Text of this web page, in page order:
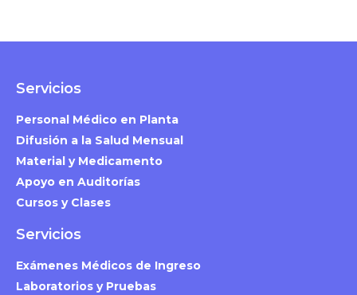
Servicios
Personal Médico en Planta
Difusión a la Salud Mensual
Material y Medicamento
Apoyo en Auditorías
Cursos y Clases
Servicios
Exámenes Médicos de Ingreso
Laboratorios y Pruebas